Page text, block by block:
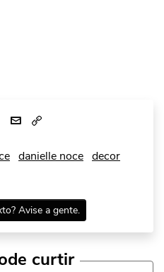
danielle noce decor
Avise a gente.
curtir